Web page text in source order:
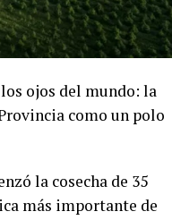
ojos del mundo: la
como un polo
la cosecha de 35
más importante de